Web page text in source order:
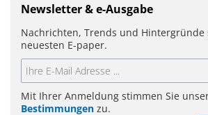
Newsletter & e-Ausgabe
Nachrichten, Trends und Hintergründe
neuesten E-paper.
Mit Ihrer Anmeldung stimmen Sie
Bestimmungen zu.